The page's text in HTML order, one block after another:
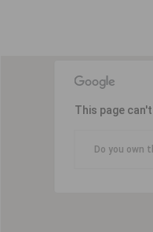
This page
Do you own